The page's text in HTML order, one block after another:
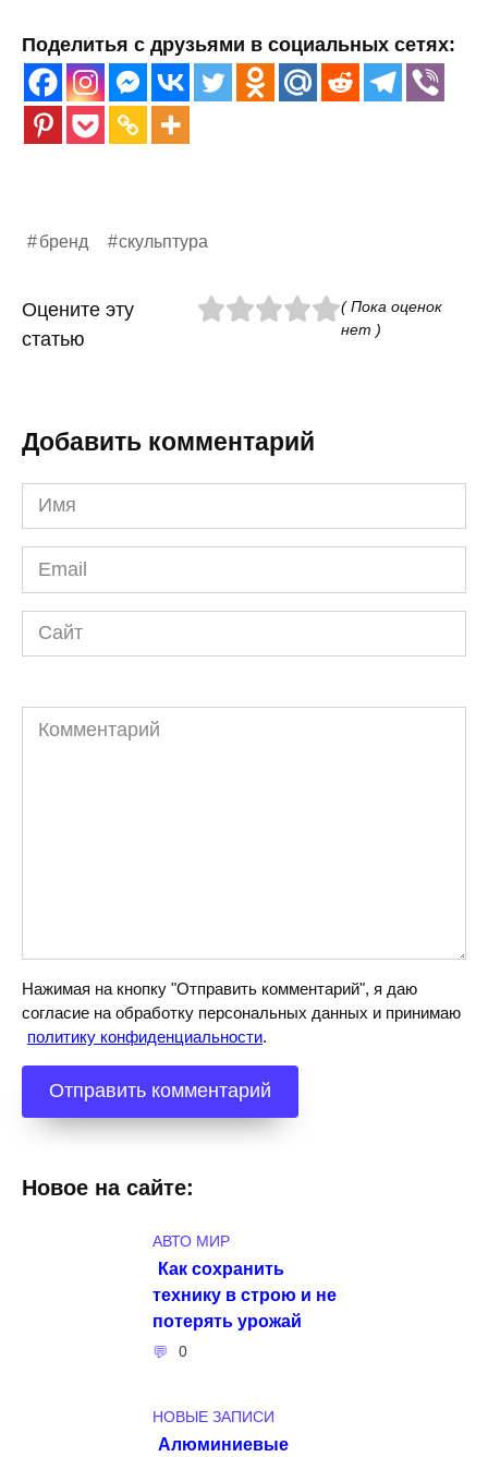
Поделитья с друзьями в социальных сетях:
бренд скульптура
Оцените эту
статью
( Пока оценок
нет )
Добавить комментарий
Имя
*
Email
*
Сайт
Комментарий
Нажимая на кнопку "Отправить комментарий", я даю
согласие на обработку персональных данных и принимаю
политику конфиденциальности.
Новое на сайте:
АВТО МИР
Как сохранить
технику в строю и не
потерять урожай
0
НОВЫЕ ЗАПИСИ
Алюминиевые